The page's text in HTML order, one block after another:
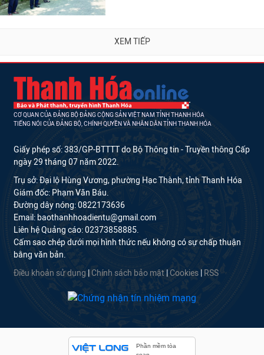
XEM TIẾP
CƠ QUAN CỦA ĐẢNG BỘ ĐẢNG CỘNG SẢN VIỆT NAM TỈNH THANH HÓA
TIẾNG NÓI CỦA ĐẢNG BỘ, CHÍNH QUYỀN VÀ NHÂN DÂN TỈNH THANH HÓA
Giấy phép số: 383/GP-BTTTT do Bộ Thông tin - Truyền thông Cấp
ngày 29 tháng 07 năm 2022.
Trụ sở: Đại lộ Hùng Vương, phường Hạc Thành, tỉnh Thanh Hóa
Giám đốc: Phạm Văn Báu.
Đường dây nóng: 0822173636
Email: baothanhhoadientu@gmail.com
Liên hệ Quảng cáo: 02373858885.
Cấm sao chép dưới mọi hình thức nếu không có sự chấp thuận
bằng văn bản.
Điều khoản sử dụng
Chính sách bảo mật Cookies RSS
Phần mềm tòa